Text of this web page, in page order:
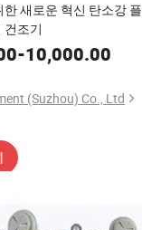
한 새로운 혁신 탄소강 플
건조기
-10,000.00
(Suzhou) Co., Ltd